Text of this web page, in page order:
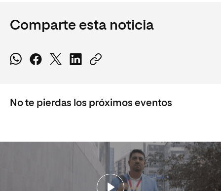
Comparte esta noticia
No te pierdas los próximos eventos